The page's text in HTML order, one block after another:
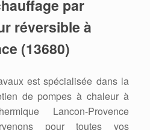
par
réversible à
(13680)
est spécialisée dans la
de pompes à chaleur à
Lancon-Provence
pour toutes vos